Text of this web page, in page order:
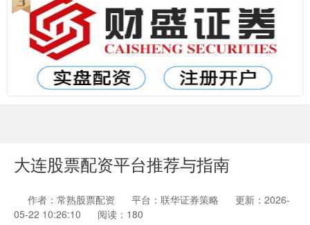
大连股票配资平台推荐与指南
作者：常熟股票配资 平台：联华证券策略
更新：2026-
05-22 10:26:10
阅读：180